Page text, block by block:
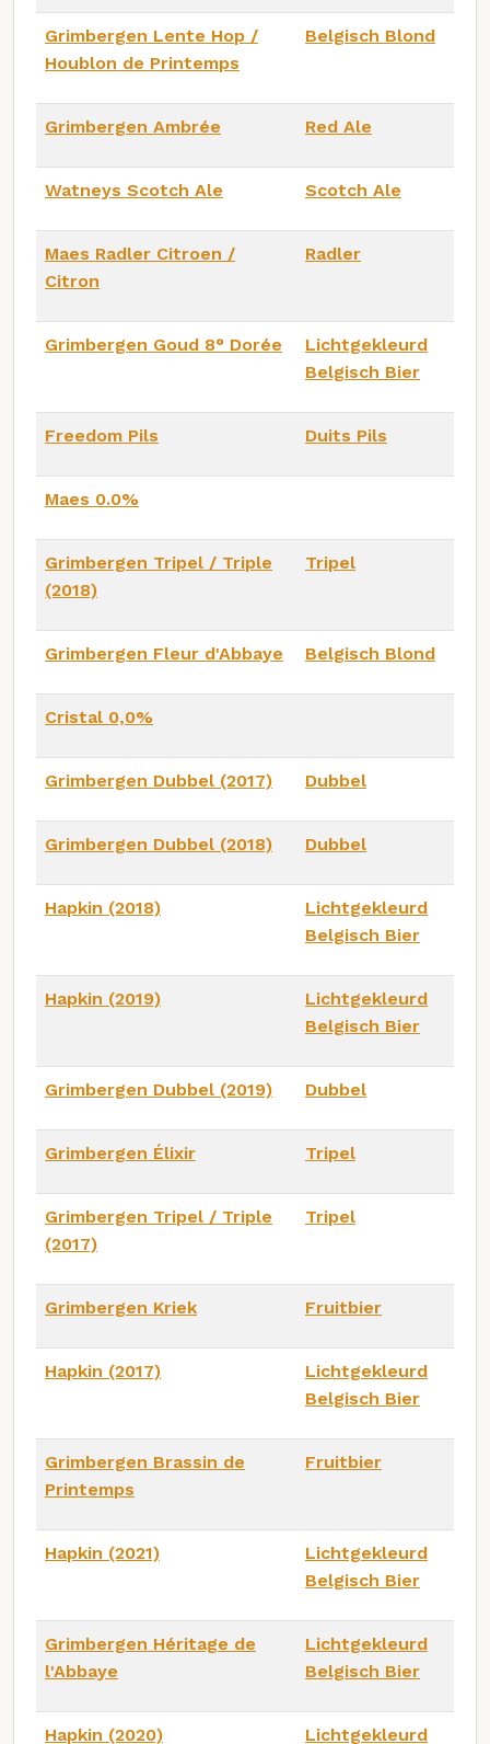
Grimbergen Lente Hop /
Houblon de Printemps
Belgisch Blond
Grimbergen Ambrée Red Ale
Watneys Scotch Ale Scotch Ale
Maes Radler Citroen /
Citron
Radler
Grimbergen Goud 8° Dorée
Lichtgekleurd
Belgisch Bier
Freedom Pils Duits Pils
Maes 0.0%
Grimbergen Tripel / Triple
(2018)
Tripel
Grimbergen Fleur d'Abbaye Belgisch Blond
Cristal 0,0%
Grimbergen Dubbel (2017) Dubbel
Grimbergen Dubbel (2018) Dubbel
Hapkin (2018)
Lichtgekleurd
Belgisch Bier
Hapkin (2019)
Lichtgekleurd
Belgisch Bier
Grimbergen Dubbel (2019) Dubbel
Grimbergen Élixir Tripel
Grimbergen Tripel / Triple
(2017)
Tripel
Grimbergen Kriek Fruitbier
Hapkin (2017)
Lichtgekleurd
Belgisch Bier
Grimbergen Brassin de
Printemps
Fruitbier
Hapkin (2021)
Lichtgekleurd
Belgisch Bier
Grimbergen Héritage de
l'Abbaye
Lichtgekleurd
Belgisch Bier
Hapkin (2020) Lichtgekleurd